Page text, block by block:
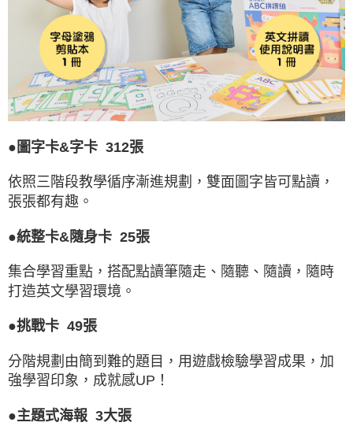
●圖字卡&字卡 312張
依照三階段教學循序漸進規劃，雙面圖字皆可點讀，
張張都有趣。
●統整卡&隨身卡 25張
集合學習重點，搭配點讀筆隨走、隨聽、隨讀，隨時
打造英文學習環境。
●挑戰卡 49張
分階規劃由簡到難的題目，用遊戲檢驗學習成果，加
強學習印象，成就感UP！
●主題式海報 3大張